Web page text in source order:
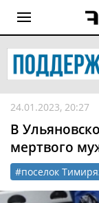
24.01.2023, 20:27
В
мертвого
#поселок